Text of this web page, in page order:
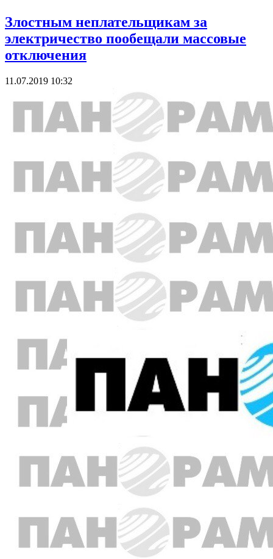
Злостным неплательщикам за
электричество пообещали массовые
отключения
11.07.2019 10:32